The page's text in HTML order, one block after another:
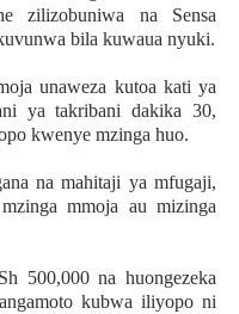
zilizobuniwa na Sensa
bila kuwaua nyuki.
unaweza kutoa kati ya
ya takribani dakika 30,
kwenye mzinga huo.
na mahitaji ya mfugaji,
mmoja au mizinga
500,000 na huongezeka
kubwa iliyopo ni